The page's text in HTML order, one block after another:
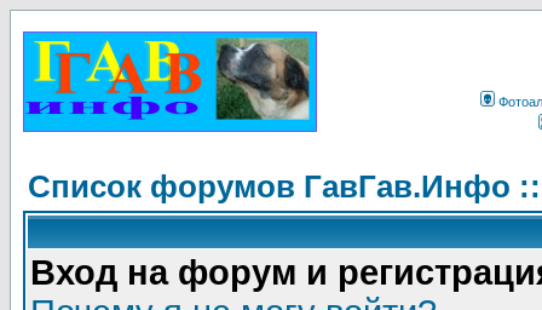
Список форумов ГавГав.Инфо
Вход на форум и